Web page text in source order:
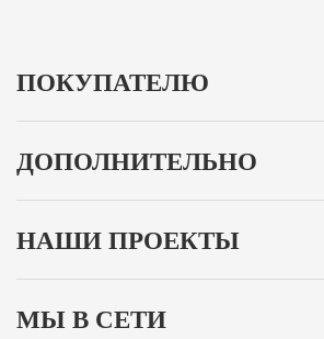
ПОКУПАТЕЛЮ
ДОПОЛНИТЕЛЬНО
НАШИ ПРОЕКТЫ
МЫ В СЕТИ